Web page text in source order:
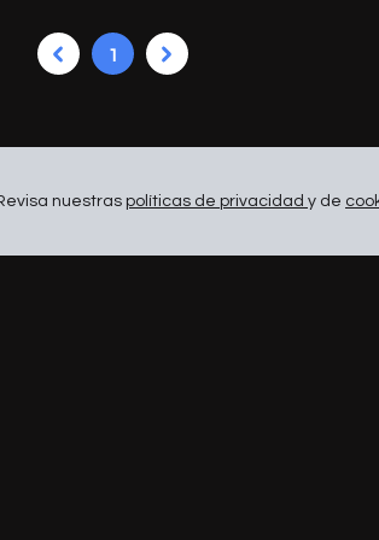
1
nuestras políticas de privacidad y de